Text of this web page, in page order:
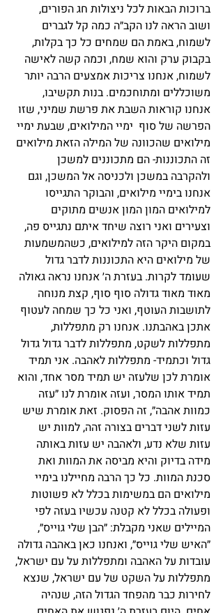
ברוכות הבאות לכל ניצולות חג הפורים,
ושוב הראה לנו הקב״ה כמה קל לגברים
לשמוח, באמת הם שמחים כל כך בקלות,
בקבוק ערק והוא שמח, וכמה קשה לאישה
לשמוח, אנחנו צריכות אמצעים הרבה יותר
משוכללים ומתוחכמים. בנות תקשיבו,
אנחנו קוראות השבת את פרשת שמיני, שזו
הפרשה של סוף  ימיי המילואים, שבעת ימיי
מילואים שהכוונה של המילה הזאת מילואים
זה התכוננות- הם מתכוננים למשכן
ולהקרבה במשכן ולכניסה אל המשכן, וגם
אנחנו בימיי מילואים, והבוקר התגייסו
למילואים המון המון אנשים מתוקים
וצעירים ואני רוצה שיחד איתם נתגייס פה,
במקום היקר הזה למילואים, כשהמשמעות
של מילואים היא התכוננות לדבר גדול
שעומד לקרות. בעזרת ה׳ אנחנו נראה גאולה
מאוד מאוד גדולה סוף סוף, קצת מנוחה
לתושבות העוטף, ואני כל כך שמחה לעטוף
אתכן באהבתנו. אנחנו רק מתפללות,
מתפללות לשקט, מתפללות לדבר גדול גדול
גדול וכתמיד- מתפללות לאהבה. אני תמיד
אומרת לכן שלעזה יש תמיד מסר אחד, והוא
תמיד אותו המסר, ועזה אומרת לנו ״עזה
כמוות אהבה״, זה הפסוק. זאת אומרת שיש
עזות לשני דברים בצורה זהה, למוות יש
עזות שלא נדע, ולאהבה יש עזות באותה
מידה בדיוק והיא מביסה את המוות ואת
סכנת המוות. כל כך הרבה מחיילנו בימיי
מילואים הם במשימות בכלל לא פשוטות
ופעולה בכלל לא קטנה עכשיו בעזה לפי
המיילים שאני מקבלת: ״הבן שלי גוייס״,
״האיש שלי גוייס״, ואנחנו כאן באהבה גדולה
עובדות על האהבה ומתפללות על עם ישראל,
מתפללות על השקט של עם ישראל, שנצא
לחירות כבר מהפחד הגדול הזה, שנהיה